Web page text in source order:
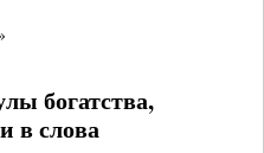
богатства,
в слова